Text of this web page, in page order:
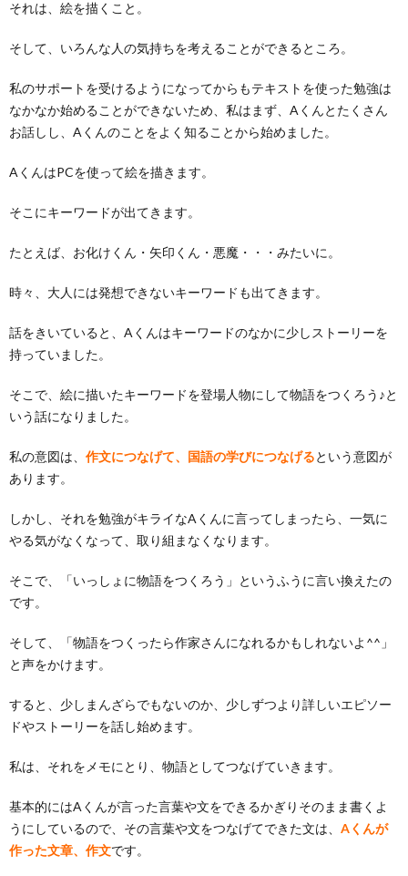
それは、絵を描くこと。
そして、いろんな人の気持ちを考えることができるところ。
私のサポートを受けるようになってからもテキストを使った勉強は
なかなか始めることができないため、私はまず、Aくんとたくさん
お話しし、Aくんのことをよく知ることから始めました。
AくんはPCを使って絵を描きます。
そこにキーワードが出てきます。
たとえば、お化けくん・矢印くん・悪魔・・・みたいに。
時々、大人には発想できないキーワードも出てきます。
話をきいていると、Aくんはキーワードのなかに少しストーリーを
持っていました。
そこで、絵に描いたキーワードを登場人物にして物語をつくろう♪と
いう話になりました。
私の意図は、 作文につなげて、国語の学びにつなげるという意図が
あります。
しかし、それを勉強がキライなAくんに言ってしまったら、一気に
やる気がなくなって、取り組まなくなります。
そこで、「いっしょに物語をつくろう」というふうに言い換えたの
です。
そして、「物語をつくったら作家さんになれるかもしれないよ^^」
と声をかけます。
すると、少しまんざらでもないのか、少しずつより詳しいエピソー
ドやストーリーを話し始めます。
私は、それをメモにとり、物語としてつなげていきます。
基本的にはAくんが言った言葉や文をできるかぎりそのまま書くよ
うにしているので、その言葉や文をつなげてできた文は、 Aくんが
作った文章、作文です。